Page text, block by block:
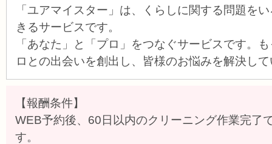
「ユアマイスター」は、くらしに関する問題を
きるサービスです。
「あなた」と「プロ」をつなぐサービスです。
ロとの出会いを創出し、皆様のお悩みを解決し
【報酬条件】
WEB予約後、60日以内のクリーニング作業完了
す。